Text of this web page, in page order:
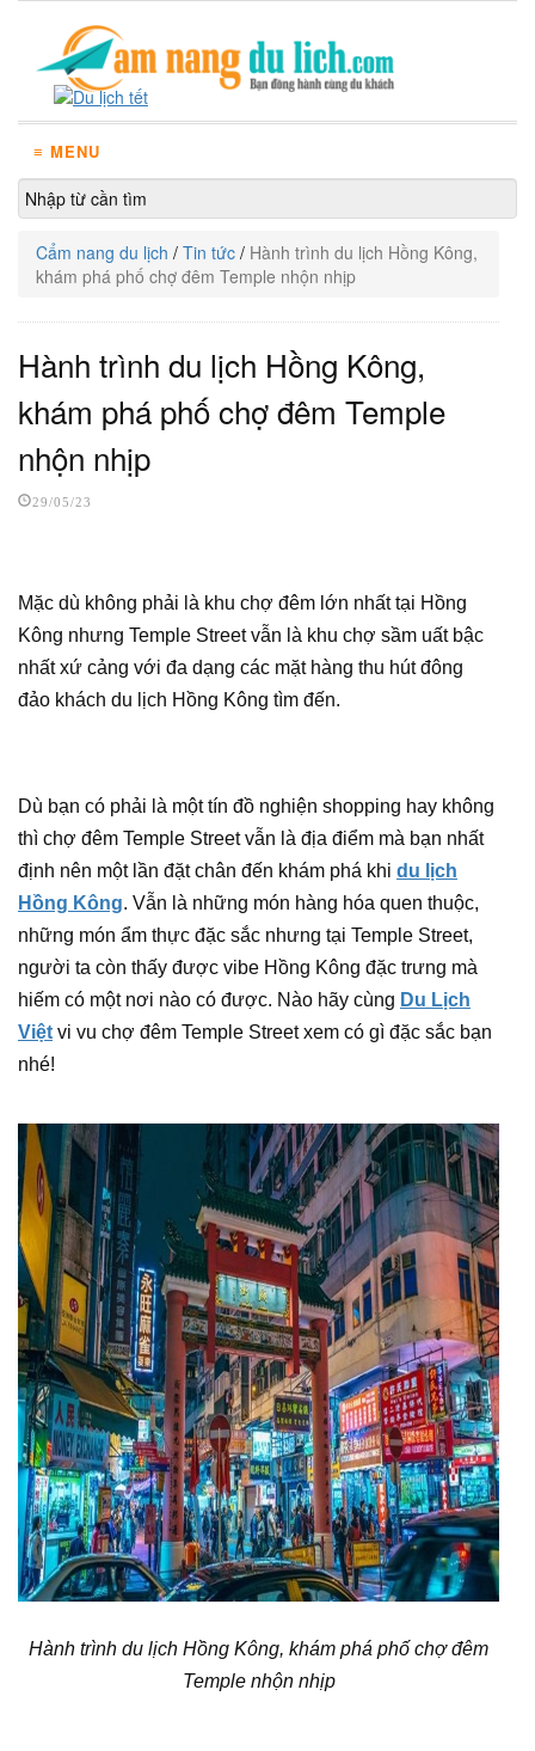
≡ MENU
Cẩm nang du lịch / Tin tức / Hành trình du lịch Hồng Kông,
khám phá phố chợ đêm Temple nhộn nhịp
Hành trình du lịch Hồng Kông,
khám phá phố chợ đêm Temple
nhộn nhịp
29/05/23
Mặc dù không phải là khu chợ đêm lớn nhất tại Hồng
Kông nhưng Temple Street vẫn là khu chợ sầm uất bậc
nhất xứ cảng với đa dạng các mặt hàng thu hút đông
đảo khách du lịch Hồng Kông tìm đến.
Dù bạn có phải là một tín đồ nghiện shopping hay không
thì chợ đêm Temple Street vẫn là địa điểm mà bạn nhất
định nên một lần đặt chân đến khám phá khi du lịch
Hồng Kông. Vẫn là những món hàng hóa quen thuộc,
những món ẩm thực đặc sắc nhưng tại Temple Street,
người ta còn thấy được vibe Hồng Kông đặc trưng mà
hiếm có một nơi nào có được. Nào hãy cùng Du Lịch
Việt vi vu chợ đêm Temple Street xem có gì đặc sắc bạn
nhé!
Hành trình du lịch Hồng Kông, khám phá phố chợ đêm
Temple nhộn nhịp